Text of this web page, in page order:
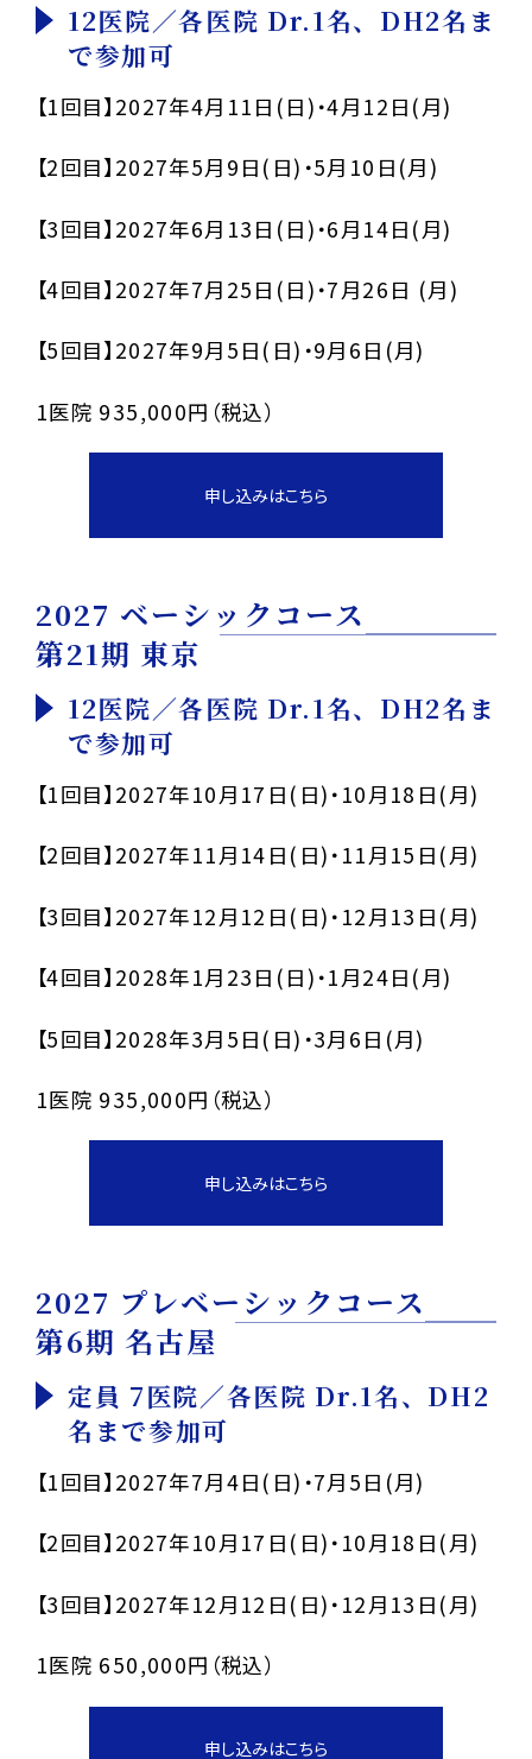
12医院／各医院 Dr.1名、DH2名ま
で参加可
【1回目】2027年4月11日(日)・4月12日(月)
【2回目】2027年5月9日(日)・5月10日(月)
【3回目】2027年6月13日(日)・6月14日(月)
【4回目】2027年7月25日(日)・7月26日 (月)
【5回目】2027年9月5日(日)・9月6日(月)
1医院 935,000円（税込）
申し込みはこちら
2027 ベーシックコース
第21期 東京
12医院／各医院 Dr.1名、DH2名ま
で参加可
【1回目】2027年10月17日(日)・10月18日(月)
【2回目】2027年11月14日(日)・11月15日(月)
【3回目】2027年12月12日(日)・12月13日(月)
【4回目】2028年1月23日(日)・1月24日(月)
【5回目】2028年3月5日(日)・3月6日(月)
1医院 935,000円（税込）
申し込みはこちら
2027 プレベーシックコース
第6期 名古屋
定員 7医院／各医院 Dr.1名、DH2
名まで参加可
【1回目】2027年7月4日(日)・7月5日(月)
【2回目】2027年10月17日(日)・10月18日(月)
【3回目】2027年12月12日(日)・12月13日(月)
1医院 650,000円（税込）
申し込みはこちら